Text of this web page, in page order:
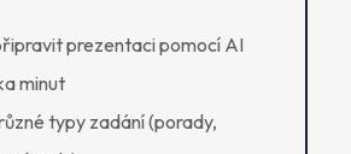
prezentaci pomocí AI
minut
typy zadání (porady,